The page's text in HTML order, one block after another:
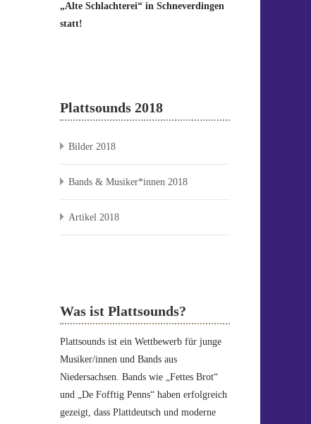
„Alte Schlachterei“ in Schneverdingen
statt!
Plattsounds 2018
Bilder 2018
Bands & Musiker*innen 2018
Artikel 2018
Was ist Plattsounds?
Plattsounds ist ein Wettbewerb für junge
Musiker/innen und Bands aus
Niedersachsen. Bands wie „Fettes Brot“
und „De Fofftig Penns“ haben erfolgreich
gezeigt, dass Plattdeutsch und moderne